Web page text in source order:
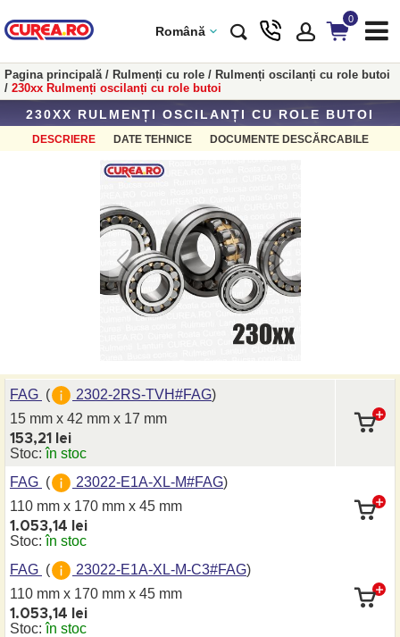
Română
0
Pagina principală/ Rulmenți cu role / Rulmenți oscilanți cu role butoi
/ 230xx Rulmenți oscilanți cu role butoi
230XX RULMENȚI OSCILANȚI CU ROLE BUTOI
DESCRIERE DATE TEHNICE DOCUMENTE DESCĂRCABILE
FAG ( 2302-2RS-TVH#FAG)
15 mm x 42 mm x 17 mm
153,21 lei
Stoc:în stoc
FAG ( 23022-E1A-XL-M#FAG)
110 mm x 170 mm x 45 mm
1.053,14 lei
Stoc:în stoc
FAG ( 23022-E1A-XL-M-C3#FAG)
110 mm x 170 mm x 45 mm
1.053,14 lei
Stoc:în stoc